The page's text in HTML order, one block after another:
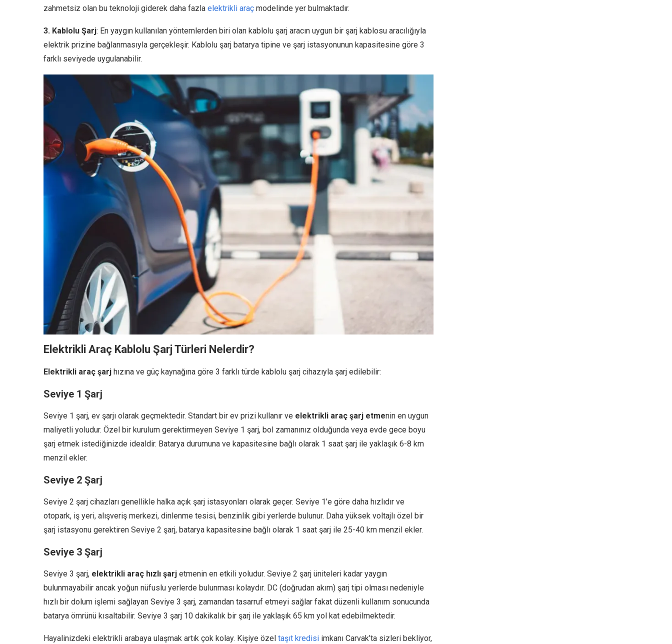
zahmetsiz olan bu teknoloji giderek daha fazla elektrikli araç modelinde yer bulmaktadır.
3. Kablolu Şarj: En yaygın kullanılan yöntemlerden biri olan kablolu şarj aracın uygun bir şarj kablosu aracılığıyla
elektrik prizine bağlanmasıyla gerçekleşir. Kablolu şarj batarya tipine ve şarj istasyonunun kapasitesine göre 3
farklı seviyede uygulanabilir.
Elektrikli Araç Kablolu Şarj Türleri Nelerdir?
Elektrikli araç şarj hızına ve güç kaynağına göre 3 farklı türde kablolu şarj cihazıyla şarj edilebilir:
Seviye 1 Şarj
Seviye 1 şarj, ev şarjı olarak geçmektedir. Standart bir ev prizi kullanır ve elektrikli araç şarj etmenin en uygun
maliyetli yoludur. Özel bir kurulum gerektirmeyen Seviye 1 şarj, bol zamanınız olduğunda veya evde gece boyu
şarj etmek istediğinizde idealdir. Batarya durumuna ve kapasitesine bağlı olarak 1 saat şarj ile yaklaşık 6-8 km
menzil ekler.
Seviye 2 Şarj
Seviye 2 şarj cihazları genellikle halka açık şarj istasyonları olarak geçer. Seviye 1’e göre daha hızlıdır ve
otopark, iş yeri, alışveriş merkezi, dinlenme tesisi, benzinlik gibi yerlerde bulunur. Daha yüksek voltajlı özel bir
şarj istasyonu gerektiren Seviye 2 şarj, batarya kapasitesine bağlı olarak 1 saat şarj ile 25-40 km menzil ekler.
Seviye 3 Şarj
Seviye 3 şarj, elektrikli araç hızlı şarj etmenin en etkili yoludur. Seviye 2 şarj üniteleri kadar yaygın
bulunmayabilir ancak yoğun nüfuslu yerlerde bulunması kolaydır. DC (doğrudan akım) şarj tipi olması nedeniyle
hızlı bir dolum işlemi sağlayan Seviye 3 şarj, zamandan tasarruf etmeyi sağlar fakat düzenli kullanım sonucunda
batarya ömrünü kısaltabilir. Seviye 3 şarj 10 dakikalık bir şarj ile yaklaşık 65 km yol kat edebilmektedir.
Hayalinizdeki elektrikli arabaya ulaşmak artık çok kolay. Kişiye özel taşıt kredisi imkanı Carvak’ta sizleri bekliyor,